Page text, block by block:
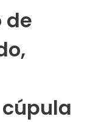
de